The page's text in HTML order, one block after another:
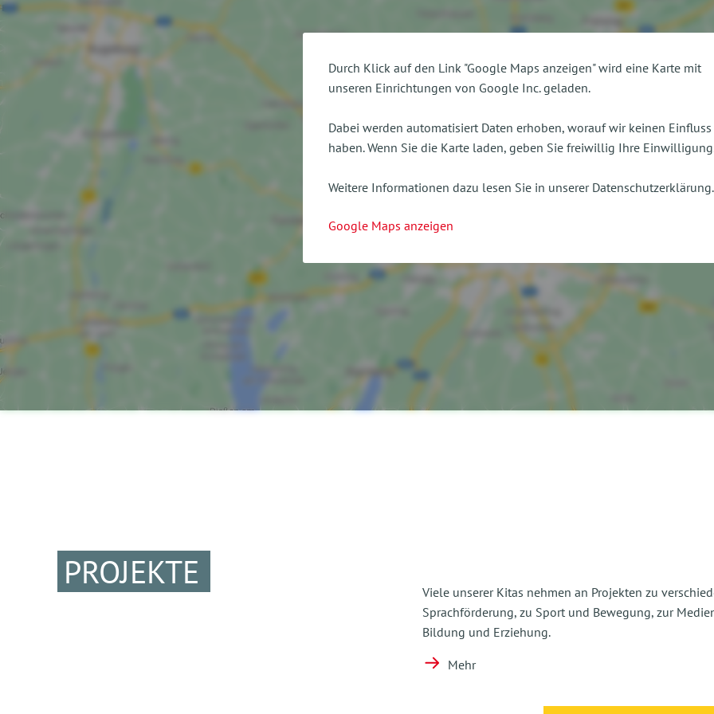
Durch Klick auf den Link "Google Maps anzeigen" wird eine Karte mit
unseren Einrichtungen von Google Inc. geladen.
Dabei werden automatisiert Daten erhoben, worauf wir keinen Einfluss
haben. Wenn Sie die Karte laden, geben Sie freiwillig Ihre
Weitere Informationen dazu lesen Sie in unserer Datenschutzerklärung.
Google Maps anzeigen
PROJEKTE
Viele unserer Kitas nehmen an Projekten zu
Sprachförderung, zu Sport und Bewegung, zur
Bildung und Erziehung.
Mehr